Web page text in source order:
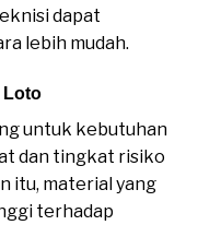
dapat
lebih mudah.
Loto
untuk kebutuhan
dan tingkat risiko
itu, material yang
terhadap